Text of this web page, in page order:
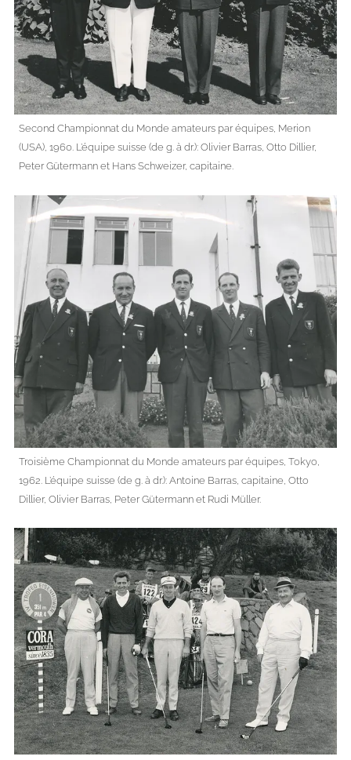
Second Championnat du Monde amateurs par équipes, Merion
(USA), 1960. L’équipe suisse (de g. à dr.): Olivier Barras, Otto Dillier,
Peter Gütermann et Hans Schweizer, capitaine.
Troisième Championnat du Monde amateurs par équipes, Tokyo,
1962. L’équipe suisse (de g. à dr.): Antoine Barras, capitaine, Otto
Dillier, Olivier Barras, Peter Gütermann et Rudi Müller.